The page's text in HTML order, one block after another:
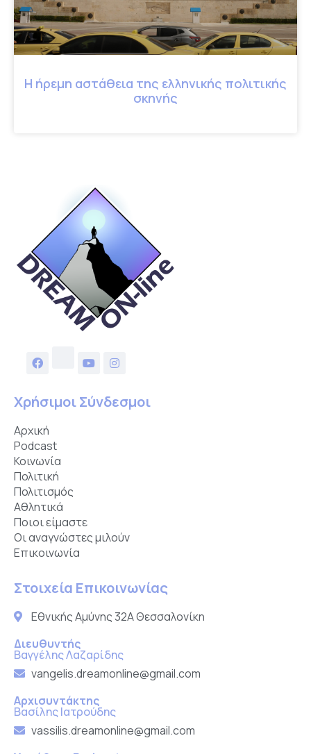
Η ήρεμη αστάθεια της ελληνικής πολιτικής
σκηνής
Χρήσιμοι Σύνδεσμοι
Αρχική
Podcast
Κοινωνία
Πολιτική
Πολιτισμός
Αθλητικά
Ποιοι είμαστε
Οι αναγνώστες μιλούν
Επικοινωνία
Στοιχεία Επικοινωνίας
Εθνικής Αμύνης 32Α Θεσσαλονίκη
Διευθυντής
Βαγγέλης Λαζαρίδης
vangelis.dreamonline@gmail.com
Αρχισυντάκτης
Βασίλης Ιατρούδης
vassilis.dreamonline@gmail.com